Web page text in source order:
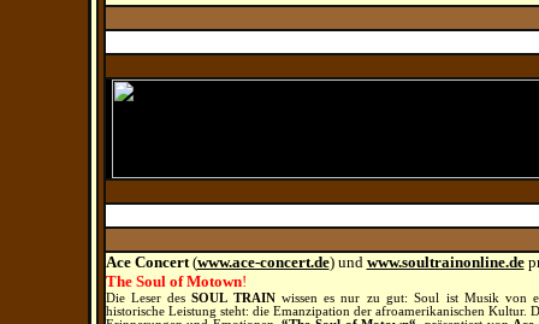
Ace Concert (www.ace-concert.de) und www.soultrainonline.de
The Soul of Motown!
Die Leser desSOUL TRAINwissen es nur zu gut: Soul ist Musik von
historische Leistung steht: die Emanzipation der afroamerikanischen Kultur.